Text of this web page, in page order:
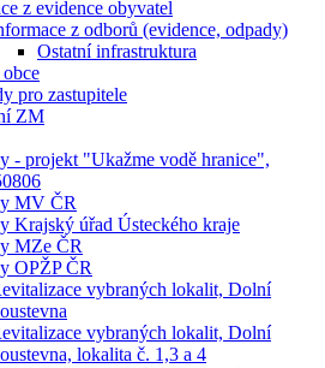
z evidence obyvatel
z odborů (evidence, odpady)
Ostatní infrastruktura
pro zastupitele
ZM
- projekt "Ukažme vodě hranice",
MV ČR
Krajský úřad Ústeckého kraje
MZe ČR
OPŽP ČR
vybraných lokalit, Dolní
vybraných lokalit, Dolní
lokalita č. 1,3 a 4